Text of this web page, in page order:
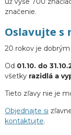
značenie.
Oslavujte s
20 rokov je
Od 01.10. do
všetky razidlá a
Tieto zľavy nie je
Objednajte si
kontaktujte.